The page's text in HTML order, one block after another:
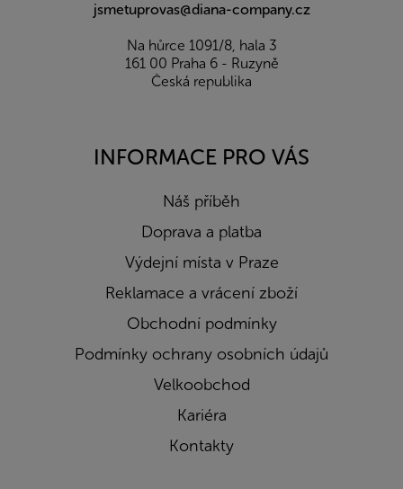
jsmetuprovas@diana-company.cz
Na hůrce 1091/8, hala 3
161 00 Praha 6 - Ruzyně
Česká republika
INFORMACE PRO VÁS
Náš příběh
Doprava a platba
Výdejní místa v Praze
Reklamace a vrácení zboží
Obchodní podmínky
Podmínky ochrany osobních údajů
Velkoobchod
Kariéra
Kontakty